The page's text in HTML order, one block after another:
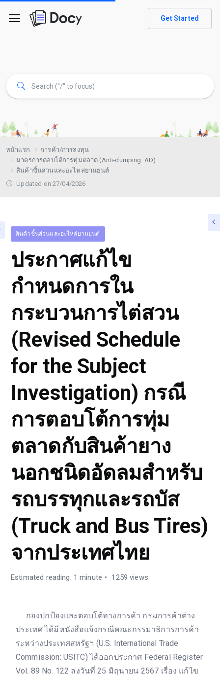
Get Started
หน้าแรก
การค้า/การลงทุน
มาตรการตอบโต้การทุ่มตลาด (Anti-dumping: AD)
สินค้าชิ้นส่วนและอะไหล่ยานยนต์
Updated on 27/04/2026
สินค้าชิ้นส่วนและอะไหล่ยานยนต์
ประกาศแก้ไข
กำหนดการใน
กระบวนการไต่สวน
(Revised Schedule
for the Subject
Investigation) กรณี
การตอบโต้การทุ่ม
ตลาดกับสินค้ายาง
นอกชนิดอัดลมสำหรับ
รถบรรทุกและรถบัส
(Truck and Bus Tires)
จากประเทศไทย
Estimated reading: 1 minute 1259 views
กองปกป้องและตอบโต้ทางการค้า กรมการค้าต่าง
ประเทศ ได้มีหนังสือแจ้งกรณีคณะกรรมาธิการการค้า
ระหว่างประเทศสหรัฐฯ (U.S. International Trade
Commission: USITC) ได้ออกประกาศ Federal Register
Vol. 89 No. 122 ลงวันที่ 25 มิถุนายน 2567 เรื่อง แก้ไข